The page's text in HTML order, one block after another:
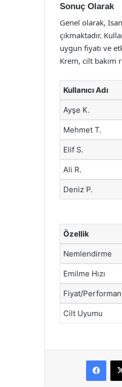
Sonuç Olarak
Genel olarak,
çıkmaktadır.
uygun fiyatı ve
Krem, cilt bakım
Kullanıcı Adı
Ayşe K.
Mehmet T.
Elif S.
Ali R.
Deniz P.
Özellik
Nemlendirme
Emilme Hızı
Fiyat/
Cilt Uyumu